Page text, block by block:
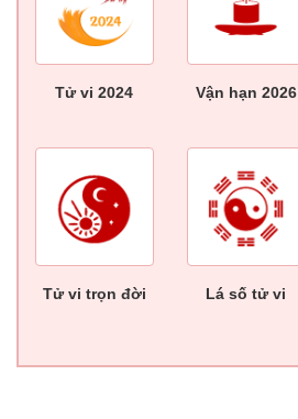
Tử vi 2024 Vận hạn 2026
Tử vi trọn đời Lá số tử vi